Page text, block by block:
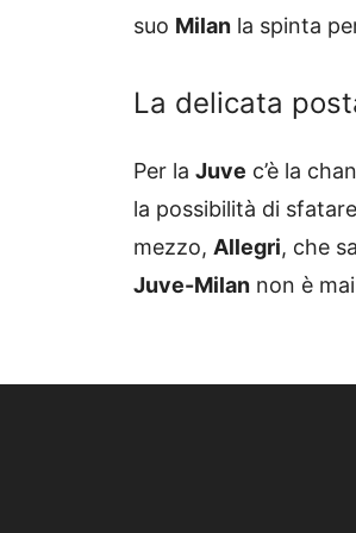
suo Milan la spinta
La delicata
Per la Juve c’è la
la possibilità di
mezzo, Allegri, che
Juve-Milan non è